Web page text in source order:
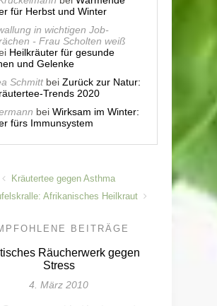
für Herbst und Winter
in wichtigen Job-
- Frau Scholten weiß
Heilkräuter für gesunde
und Gelenke
Schmittbei Zurück zur Natur:
Trends 2020
bei Wirksam im Winter:
fürs Immunsystem
Kräutertee gegen Asthma
Afrikanisches Heilkraut
BEITRÄGE
Räucherwerk gegen
Stress
4. März 2010